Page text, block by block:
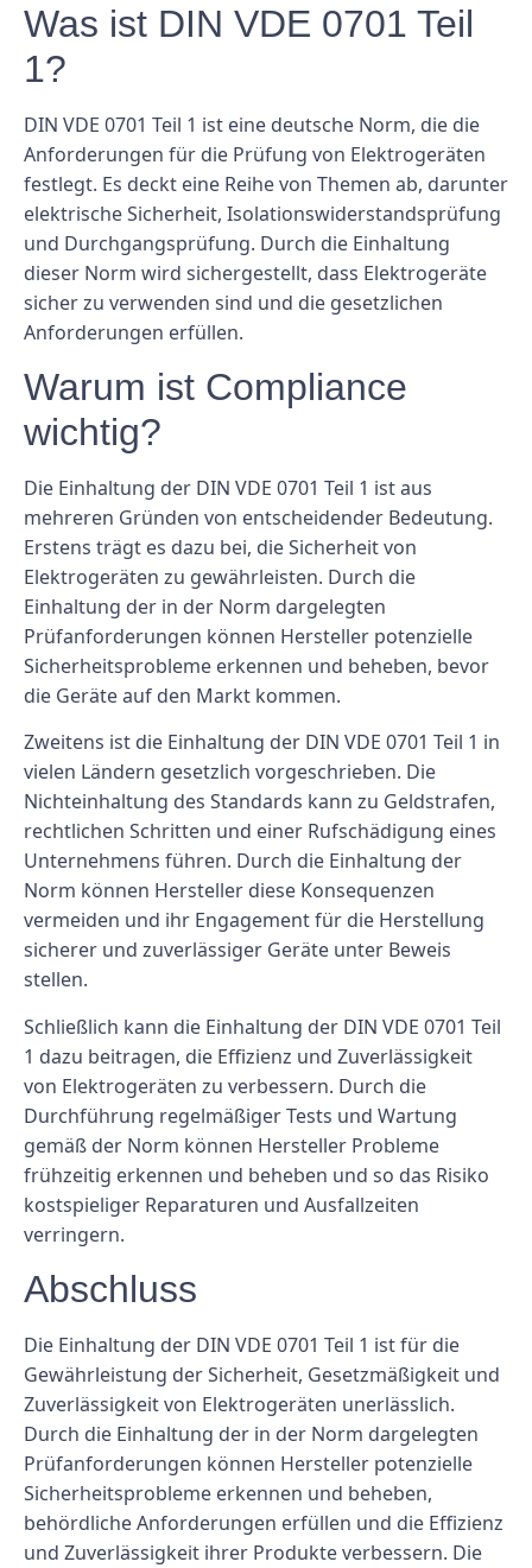
Was ist DIN VDE 0701 Teil
1?
DIN VDE 0701 Teil 1 ist eine deutsche Norm, die die
Anforderungen für die Prüfung von Elektrogeräten
festlegt. Es deckt eine Reihe von Themen ab, darunter
elektrische Sicherheit, Isolationswiderstandsprüfung
und Durchgangsprüfung. Durch die Einhaltung
dieser Norm wird sichergestellt, dass Elektrogeräte
sicher zu verwenden sind und die gesetzlichen
Anforderungen erfüllen.
Warum ist Compliance
wichtig?
Die Einhaltung der DIN VDE 0701 Teil 1 ist aus
mehreren Gründen von entscheidender Bedeutung.
Erstens trägt es dazu bei, die Sicherheit von
Elektrogeräten zu gewährleisten. Durch die
Einhaltung der in der Norm dargelegten
Prüfanforderungen können Hersteller potenzielle
Sicherheitsprobleme erkennen und beheben, bevor
die Geräte auf den Markt kommen.
Zweitens ist die Einhaltung der DIN VDE 0701 Teil 1 in
vielen Ländern gesetzlich vorgeschrieben. Die
Nichteinhaltung des Standards kann zu Geldstrafen,
rechtlichen Schritten und einer Rufschädigung eines
Unternehmens führen. Durch die Einhaltung der
Norm können Hersteller diese Konsequenzen
vermeiden und ihr Engagement für die Herstellung
sicherer und zuverlässiger Geräte unter Beweis
stellen.
Schließlich kann die Einhaltung der DIN VDE 0701 Teil
1 dazu beitragen, die Effizienz und Zuverlässigkeit
von Elektrogeräten zu verbessern. Durch die
Durchführung regelmäßiger Tests und Wartung
gemäß der Norm können Hersteller Probleme
frühzeitig erkennen und beheben und so das Risiko
kostspieliger Reparaturen und Ausfallzeiten
verringern.
Abschluss
Die Einhaltung der DIN VDE 0701 Teil 1 ist für die
Gewährleistung der Sicherheit, Gesetzmäßigkeit und
Zuverlässigkeit von Elektrogeräten unerlässlich.
Durch die Einhaltung der in der Norm dargelegten
Prüfanforderungen können Hersteller potenzielle
Sicherheitsprobleme erkennen und beheben,
behördliche Anforderungen erfüllen und die Effizienz
und Zuverlässigkeit ihrer Produkte verbessern. Die